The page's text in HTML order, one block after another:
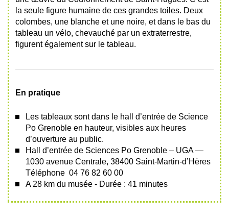
la seule figure humaine de ces grandes toiles. Deux
colombes, une blanche et une noire, et dans le bas du
tableau un vélo, chevauché par un extraterrestre,
figurent également sur le tableau.
En pratique
Les tableaux sont dans le hall d’entrée de Science
Po Grenoble en hauteur, visibles aux heures
d’ouverture au public.
Hall d’entrée de Sciences Po Grenoble – UGA —
1030 avenue Centrale, 38400 Saint-Martin-d’Hères
Téléphone 04 76 82 60 00
A 28 km du musée - Durée : 41 minutes